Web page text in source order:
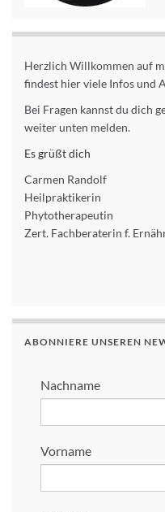
Herzlich Willkommen auf
findest hier viele Infos und
Bei Fragen kannst du dich
weiter unten melden.
Es grüßt dich
Carmen Randolf
Heilpraktikerin
Phytotherapeutin
Zert. Fachberaterin f.
ABONNIERE UNSEREN
Nachname
Vorname